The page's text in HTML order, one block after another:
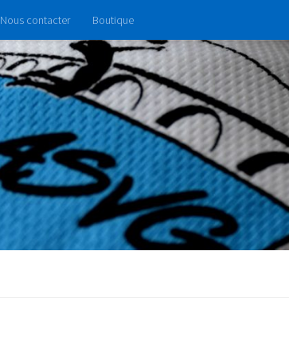
Nous contacter Boutique